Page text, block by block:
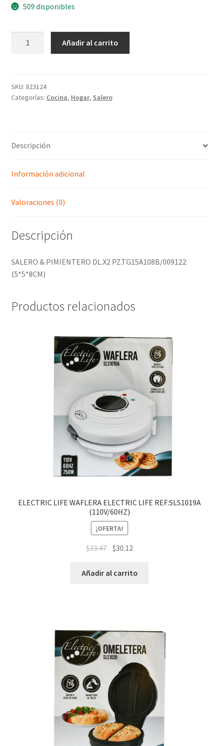
509 disponibles
Añadir al carrito
SKU: 823124
Categorías: Cocina, Hogar, Salero
Descripción
Información adicional
Valoraciones (0)
Descripción
SALERO & PIMIENTERO DL.X2 PZ.TG15A108B/009122
(5*5*8CM)
Productos relacionados
ELECTRIC LIFE WAFLERA ELECTRIC LIFE REF:SLS1019A
(110V/60HZ)
¡OFERTA!
$33.47 $30.12
Añadir al carrito